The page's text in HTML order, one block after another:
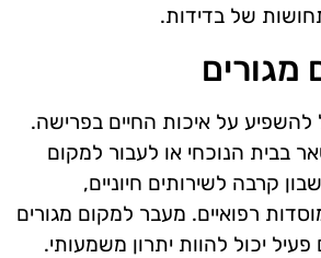
של בדידות.
מגורים
להשפיע על איכות החיים בפרישה.
בבית הנוכחי או לעבור למקום
קרבה לשירותים חיוניים,
רפואיים. מעבר למקום מגורים
יכול להוות יתרון משמעותי.